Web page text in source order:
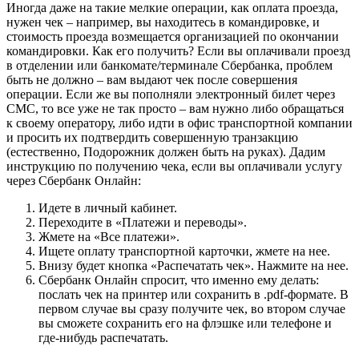
Иногда даже на такие мелкие операции, как оплата проезда,
нужен чек – например, вы находитесь в командировке, и
стоимость проезда возмещается организацией по окончании
командировки. Как его получить? Если вы оплачивали проезд
в отделении или банкомате/терминале Сбербанка, проблем
быть не должно – вам выдают чек после совершения
операции. Если же вы пополняли электронный билет через
СМС, то все уже не так просто – вам нужно либо обращаться
к своему оператору, либо идти в офис транспортной компании
и просить их подтвердить совершенную транзакцию
(естественно, Подорожник должен быть на руках). Дадим
инструкцию по получению чека, если вы оплачивали услугу
через Сбербанк Онлайн:
Идете в личный кабинет.
Переходите в «Платежи и переводы».
Жмете на «Все платежи».
Ищете оплату транспортной карточки, жмете на нее.
Внизу будет кнопка «Распечатать чек». Нажмите на нее.
Сбербанк Онлайн спросит, что именно ему делать:
послать чек на принтер или сохранить в .pdf-формате. В
первом случае вы сразу получите чек, во втором случае
вы сможете сохранить его на флэшке или телефоне и
где-нибудь распечатать.